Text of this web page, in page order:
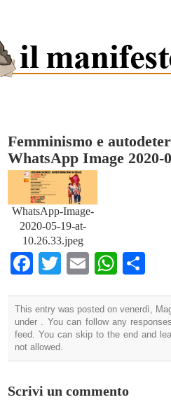
Femminismo e
WhatsApp Image 2020-
WhatsApp-Image-
2020-05-19-at-
10.26.33.jpeg
Facebook
TwitterEmail
This entry was posted on venerdì,
under . You can follow any
feed. You can skip to the end and
not allowed.
Scrivi un commento